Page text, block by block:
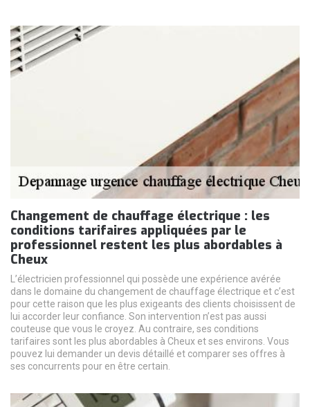
Changement de chauffage électrique : les
conditions tarifaires appliquées par le
professionnel restent les plus abordables à
Cheux
L’électricien professionnel qui possède une expérience avérée
dans le domaine du changement de chauffage électrique et c’est
pour cette raison que les plus exigeants des clients choisissent de
lui accorder leur confiance. Son intervention n’est pas aussi
couteuse que vous le croyez. Au contraire, ses conditions
tarifaires sont les plus abordables à Cheux et ses environs. Vous
pouvez lui demander un devis détaillé et comparer ses offres à
ses concurrents pour en être certain.